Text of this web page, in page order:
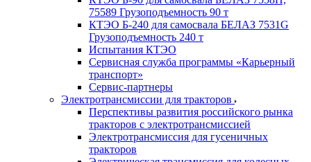
75589 Грузоподъемность 90 т
КТЭО Б-240 для самосвала БЕЛАЗ 7531G
Грузоподъемность 240 т
Испытания КТЭО
Сервисная служба программы «Карьерный
транспорт»
Сервис-партнеры
Электротрансмиссии для тракторов
Перспективы развития российского рынка
тракторов с электротрансмиссией
Электротрансмиссия для гусеничных
тракторов